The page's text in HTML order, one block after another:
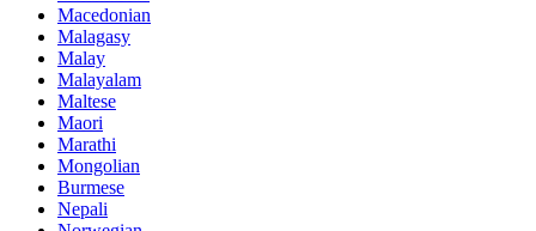
Macedonian
Malagasy
Malay
Malayalam
Maltese
Maori
Marathi
Mongolian
Burmese
Nepali